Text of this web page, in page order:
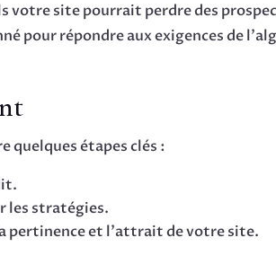
votre site pourrait perdre des
pour répondre aux exigences de
quelques étapes clés :
les stratégies.
pertinence et l’attrait de votre site.